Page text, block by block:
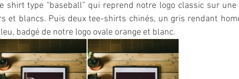
shirt type “baseball” qui reprend notre logo classic sur une
et blancs. Puis deux tee-shirts chinés, un gris rendant
badgé de notre logo ovale orange et blanc.